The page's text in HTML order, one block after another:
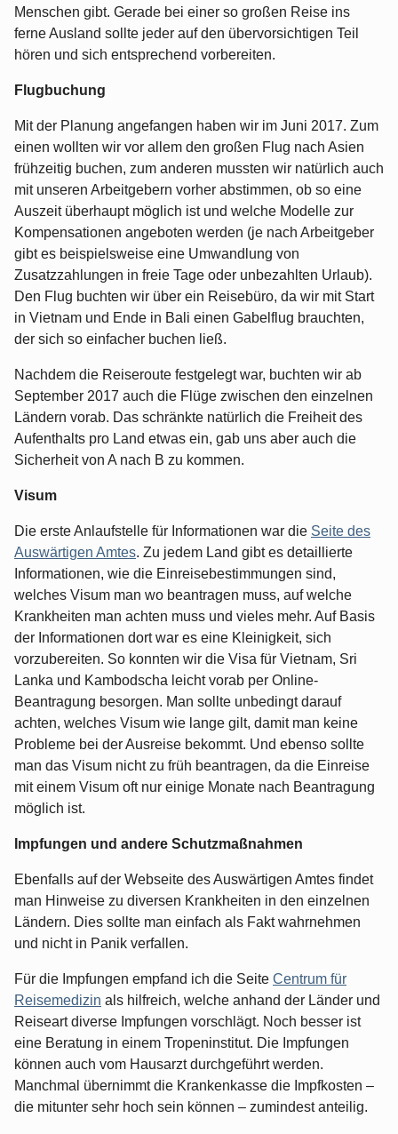
Menschen gibt. Gerade bei einer so großen Reise ins
ferne Ausland sollte jeder auf den übervorsichtigen Teil
hören und sich entsprechend vorbereiten.
Flugbuchung
Mit der Planung angefangen haben wir im Juni 2017. Zum
einen wollten wir vor allem den großen Flug nach Asien
frühzeitig buchen, zum anderen mussten wir natürlich auch
mit unseren Arbeitgebern vorher abstimmen, ob so eine
Auszeit überhaupt möglich ist und welche Modelle zur
Kompensationen angeboten werden (je nach Arbeitgeber
gibt es beispielsweise eine Umwandlung von
Zusatzzahlungen in freie Tage oder unbezahlten Urlaub).
Den Flug buchten wir über ein Reisebüro, da wir mit Start
in Vietnam und Ende in Bali einen Gabelflug brauchten,
der sich so einfacher buchen ließ.
Nachdem die Reiseroute festgelegt war, buchten wir ab
September 2017 auch die Flüge zwischen den einzelnen
Ländern vorab. Das schränkte natürlich die Freiheit des
Aufenthalts pro Land etwas ein, gab uns aber auch die
Sicherheit von A nach B zu kommen.
Visum
Die erste Anlaufstelle für Informationen war die Seite des
Auswärtigen Amtes. Zu jedem Land gibt es detaillierte
Informationen, wie die Einreisebestimmungen sind,
welches Visum man wo beantragen muss, auf welche
Krankheiten man achten muss und vieles mehr. Auf Basis
der Informationen dort war es eine Kleinigkeit, sich
vorzubereiten. So konnten wir die Visa für Vietnam, Sri
Lanka und Kambodscha leicht vorab per Online-
Beantragung besorgen. Man sollte unbedingt darauf
achten, welches Visum wie lange gilt, damit man keine
Probleme bei der Ausreise bekommt. Und ebenso sollte
man das Visum nicht zu früh beantragen, da die Einreise
mit einem Visum oft nur einige Monate nach Beantragung
möglich ist.
Impfungen und andere Schutzmaßnahmen
Ebenfalls auf der Webseite des Auswärtigen Amtes findet
man Hinweise zu diversen Krankheiten in den einzelnen
Ländern. Dies sollte man einfach als Fakt wahrnehmen
und nicht in Panik verfallen.
Für die Impfungen empfand ich die Seite Centrum für
Reisemedizin als hilfreich, welche anhand der Länder und
Reiseart diverse Impfungen vorschlägt. Noch besser ist
eine Beratung in einem Tropeninstitut. Die Impfungen
können auch vom Hausarzt durchgeführt werden.
Manchmal übernimmt die Krankenkasse die Impfkosten –
die mitunter sehr hoch sein können – zumindest anteilig.